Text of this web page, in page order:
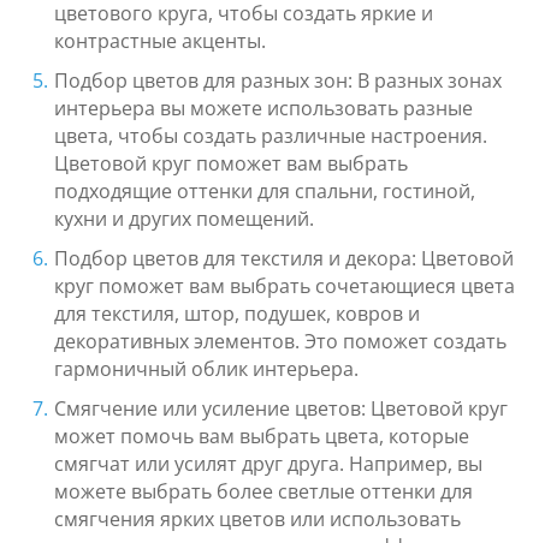
цветового круга, чтобы создать яркие и
контрастные акценты.
Подбор цветов для разных зон: В разных зонах
интерьера вы можете использовать разные
цвета, чтобы создать различные настроения.
Цветовой круг поможет вам выбрать
подходящие оттенки для спальни, гостиной,
кухни и других помещений.
Подбор цветов для текстиля и декора: Цветовой
круг поможет вам выбрать сочетающиеся цвета
для текстиля, штор, подушек, ковров и
декоративных элементов. Это поможет создать
гармоничный облик интерьера.
Смягчение или усиление цветов: Цветовой круг
может помочь вам выбрать цвета, которые
смягчат или усилят друг друга. Например, вы
можете выбрать более светлые оттенки для
смягчения ярких цветов или использовать